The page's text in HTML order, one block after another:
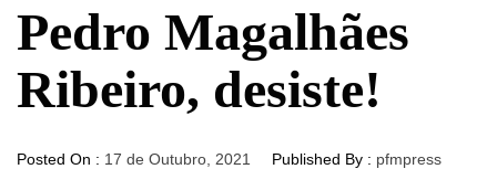
Pedro Magalhães
Ribeiro, desiste!
Posted On : 17 de Outubro, 2021 Published By : pfmpress